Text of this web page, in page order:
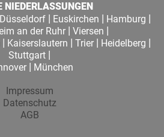
NIEDERLASSUNGEN
Düsseldorf| Euskirchen | Hamburg |
an der Ruhr| Viersen |
| Kaiserslautern | Trier | Heidelberg |
Stuttgart |
| München
Impressum
Datenschutz
AGB